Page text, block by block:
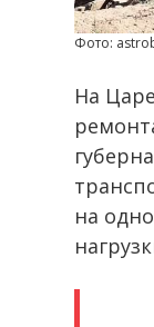
Фото:
На
на